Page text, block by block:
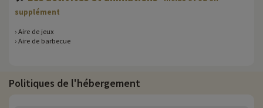
supplément
› Aire de jeux
› Aire de barbecue
Politiques de l'hébergement